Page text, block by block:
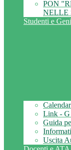
PON
NELLE
Studenti e
Link - G
Guida
Uscita